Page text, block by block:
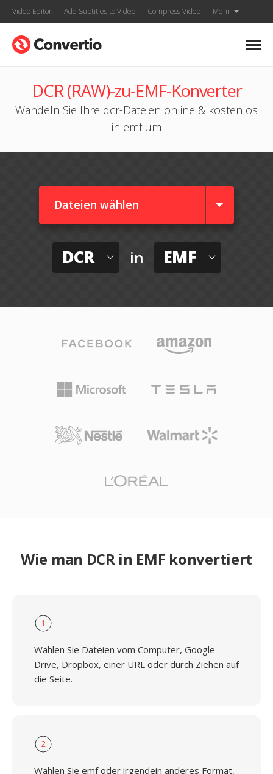
Video Editor Add Subtitles to Video Compress Video Mehr
DCR (RAW)-zu-EMF-Konverter
Wandeln Sie Ihre dcr-Dateien online & kostenlos
in emf um
Dateien wählen
DCR in EMF
Wie man DCR in EMF konvertiert
1
Wählen Sie Dateien vom Computer, Google
Drive, Dropbox, einer URL oder durch Ziehen auf
die Seite.
2
Wählen Sie emf oder irgendein anderes Format,